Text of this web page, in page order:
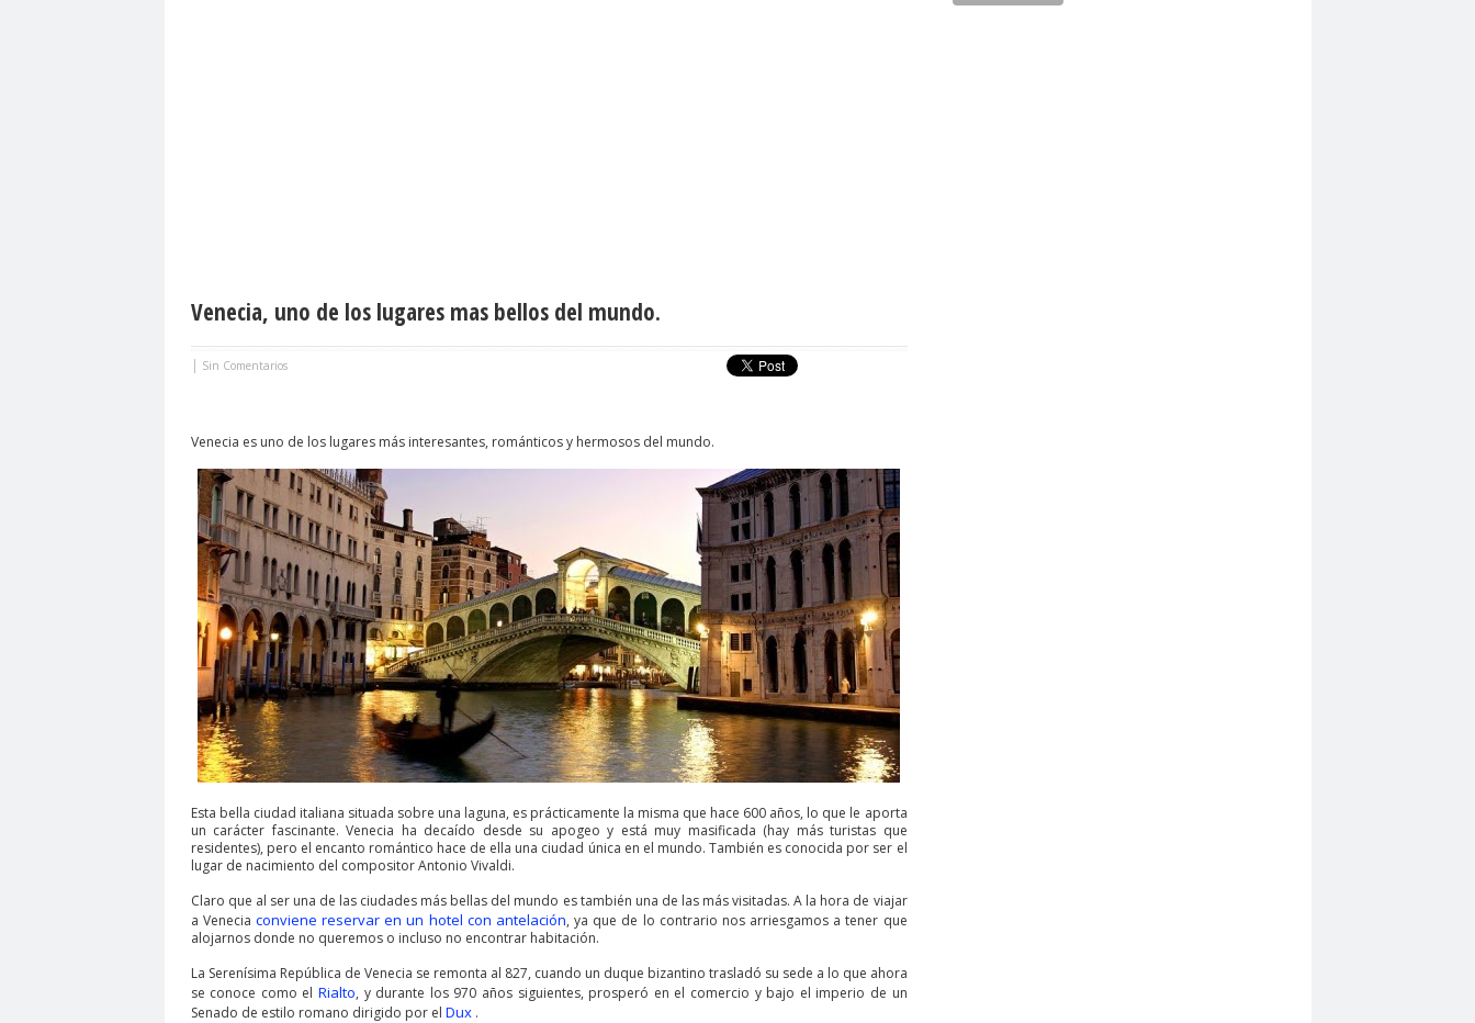
Venecia, uno de los lugares mas bellos del mundo.
| Sin Comentarios
Venecia es uno de los lugares más interesantes, románticos y hermosos del mundo.
Esta bella ciudad italiana situada sobre una laguna, es prácticamente la misma que hace 600 años, lo que le aporta
un carácter fascinante. Venecia ha decaído desde su apogeo y está muy masificada (hay más turistas que
residentes), pero el encanto romántico hace de ella una ciudad única en el mundo. También es conocida por ser el
lugar de nacimiento del compositor Antonio Vivaldi.
Claro que al ser una de las ciudades más bellas del mundo es también una de las más visitadas. A la hora de viajar
a Venecia conviene reservar en un hotel con antelación, ya que de lo contrario nos arriesgamos a tener que
alojarnos donde no queremos o incluso no encontrar habitación.
La Serenísima República de Venecia se remonta al 827, cuando un duque bizantino trasladó su sede a lo que ahora
se conoce como el Rialto, y durante los 970 años siguientes, prosperó en el comercio y bajo el imperio de un
Senado de estilo romano dirigido por el Dux.